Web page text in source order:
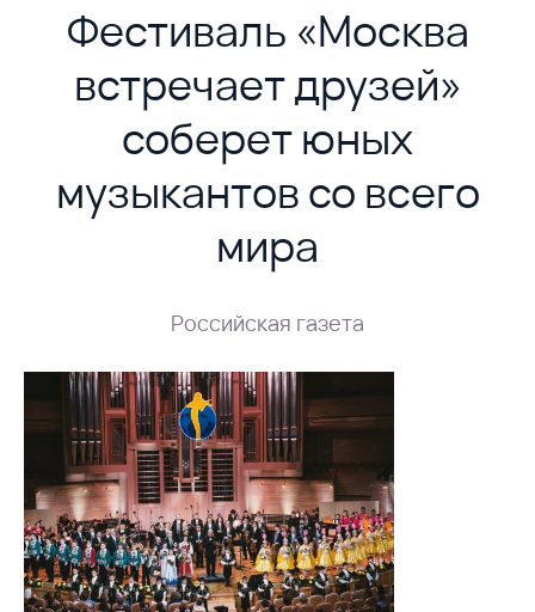
Фестиваль «Москва
встречает друзей»
соберет юных
музыкантов со всего
мира
Российская газета